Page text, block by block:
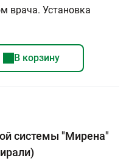
врача. Установка
В корзину
системы "Мирена"